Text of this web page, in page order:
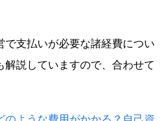
で支払いが必要な諸経費につい
解説していますので、合わせて